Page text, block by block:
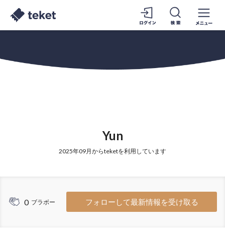
Yun
2025年09月からteketを利用しています
0 ブラボー フォローして最新情報を受け取る